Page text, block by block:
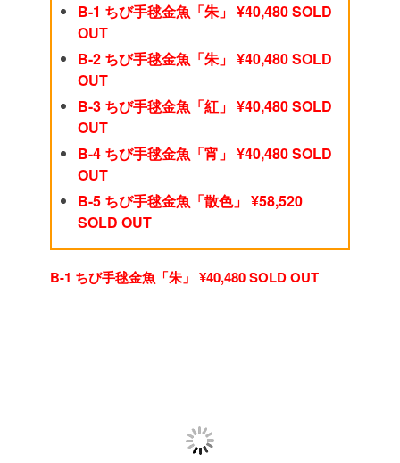
B-1 ちび手毬金魚「朱」 ¥40,480 SOLD
OUT
B-2 ちび手毬金魚「朱」 ¥40,480 SOLD
OUT
B-3 ちび手毬金魚「紅」 ¥40,480 SOLD
OUT
B-4 ちび手毬金魚「宵」 ¥40,480 SOLD
OUT
B-5 ちび手毬金魚「散色」 ¥58,520
SOLD OUT
B-1 ちび手毬金魚「朱」 ¥40,480 SOLD OUT